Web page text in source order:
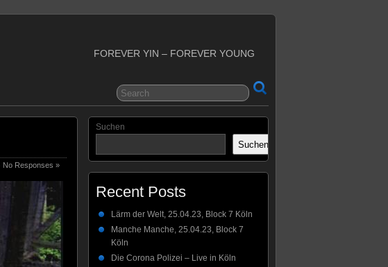
FOREVER YIN – FOREVER YOUNG
No Responses »
Suchen
Suchen
Recent Posts
Lärm der Welt, 25.04.23, Block 7 Köln
Manche Manche, 25.04.23, Block 7
Köln
Die Corona Polizei – Live in Köln